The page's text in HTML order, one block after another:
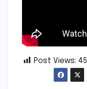
Post Views: 45